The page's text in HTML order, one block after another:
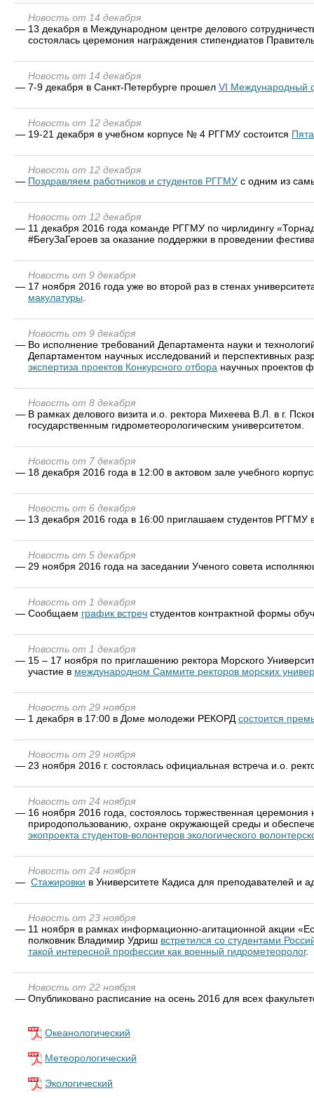
Новость от 14 декабря
— 13 декабря в Международном центре делового
состоялась церемония награждения стипендиатов
Новость от 14 декабря
— 7-9 декабря в Санкт-Петербурге прошел VI Международный
Новость от 12 декабря
— 19-21 декабря в учебном корпусе № 4 РГГМУ состоится
Новость от 12 декабря
— Поздравляем работников и студентов РГГМУс одним из
Новость от 12 декабря
— 11 декабря 2016 года команде РГГМУ по чирлидингу
#БегуЗаГероев за оказание поддержки в проведении
Новость от 9 декабря
— 17 ноября 2016 года уже во второй раз в стенах
макулатуры
Новость от 9 декабря
— Во исполнение требований Департамента науки и
Департаментом научных исследований и перспективных
экспертиза проектов Конкурсного отбора научных проектов
Новость от 8 декабря
— В рамках делового визита и.о. ректора Михеева В.Л. в г.
государственным гидрометеорологическим университетом.
Новость от 7 декабря
— 18 декабря 2016 года в 12:00 в актовом зале учебного
Новость от 6 декабря
— 13 декабря 2016 года в 16:00 приглашаем студентов РГГМУ
Новость от 5 декабря
— 29 ноября 2016 года на заседании Ученого совета
Новость от 1 декабря
— Сообщаем график встречстудентов контрактной формы
Новость от 1 декабря
— 15 – 17 ноября по приглашению ректора Морского
участие в международном Саммите ректоров морских
Новость от 29 ноября
— 1 декабря в 17:00 в Доме молодежи РЕКОРД состоится
Новость от 29 ноября
— 23 ноября 2016 г. состоялась официальная встреча и.о.
Новость от 24 ноября
— 16 ноября 2016 года, состоялось торжественная
природопользованию, охране окружающей среды и
экопроекта студентов-волонтеров экологического
Новость от 24 ноября
— Стажировки в Университете Кадиса для преподавателей и
Новость от 23 ноября
— 11 ноября в рамках информационно-агитационной акции
полковник Владимир Удриш встретился со студентами
такой интересной профессии как военный гидрометеоролог.
Новость от 22 ноября
— Опубликовано расписание на осень 2016 для всех
Океанологический
Метеорологический
Экологический